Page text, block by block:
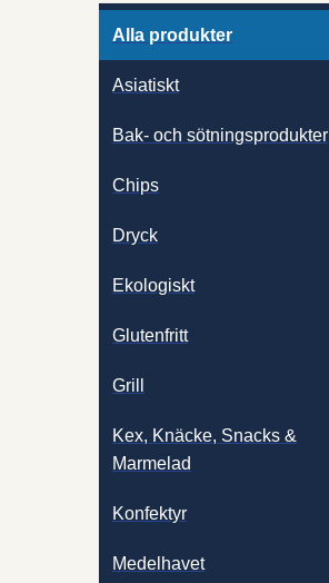
Alla produkter
Asiatiskt
Bak- och sötningsprodukter
Chips
Dryck
Ekologiskt
Glutenfritt
Grill
Kex, Knäcke, Snacks &
Marmelad
Konfektyr
Medelhavet